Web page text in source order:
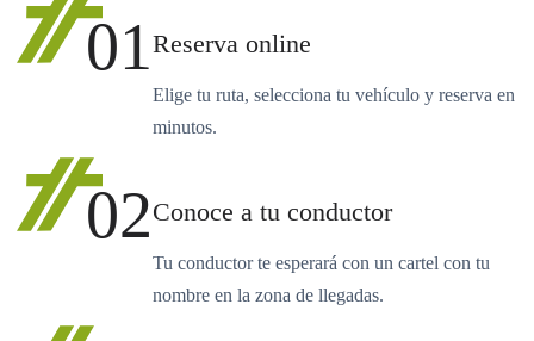
01Reserva online
Elige tu ruta, selecciona tu vehículo y reserva en
minutos.
02Conoce a tu conductor
Tu conductor te esperará con un cartel con tu
nombre en la zona de llegadas.